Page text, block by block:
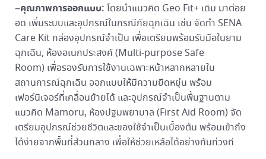
–คุณภาพการออกแบบ: โดยนำแนวคิด Geo Fit+ เดิม มาต่อย
อด เพิ่มระบบและอุปกรณ์ในกรณีภัยฉุกเฉิน เช่น จัดทำ SENA
Care Kit กล่องอุปกรณ์จำเป็น เพื่อเตรียมพร้อมรับมือในยาม
ฉุกเฉิน, ห้องอเนกประสงค์ (Multi-purpose Safe
Room) เพื่อรองรับการใช้งานเฉพาะหน้าหลากหลายใน
สถานการณ์ฉุกเฉิน ออกแบบให้มีความยืดหยุ่น พร้อม
เฟอร์นิเจอร์ที่เคลื่อนย้ายได้ และอุปกรณ์จำเป็นพื้นฐานตาม
แนวคิด Mamoru, ห้องปฐมพยาบาล (First Aid Room) จัด
เตรียมอุปกรณ์ช่วยชีวิตและของใช้จำเป็นเบื้องต้น พร้อมเข้าถึง
ได้ง่ายจากพื้นที่ส่วนกลาง เพื่อให้ช่วยเหลือได้อย่างทันท่วงที